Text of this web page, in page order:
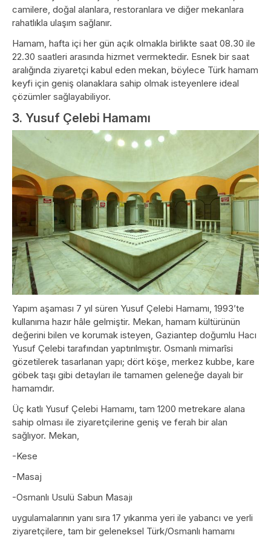
camilere, doğal alanlara, restoranlara ve diğer mekanlara
rahatlıkla ulaşım sağlanır.
Hamam, hafta içi her gün açık olmakla birlikte saat 08.30 ile
22.30 saatleri arasında hizmet vermektedir. Esnek bir saat
aralığında ziyaretçi kabul eden mekan, böylece Türk hamam
keyfi için geniş olanaklara sahip olmak isteyenlere ideal
çözümler sağlayabiliyor.
3. Yusuf Çelebi Hamamı
Yapım aşaması 7 yıl süren Yusuf Çelebi Hamamı, 1993’te
kullanıma hazır hâle gelmiştir. Mekan, hamam kültürünün
değerini bilen ve korumak isteyen, Gaziantep doğumlu Hacı
Yusuf Çelebi tarafından yaptırılmıştır. Osmanlı mimarîsi
gözetilerek tasarlanan yapı; dört köşe, merkez kubbe, kare
göbek taşı gibi detayları ile tamamen geleneğe dayalı bir
hamamdır.
Üç katlı Yusuf Çelebi Hamamı, tam 1200 metrekare alana
sahip olması ile ziyaretçilerine geniş ve ferah bir alan
sağlıyor. Mekan,
-Kese
-Masaj
-Osmanlı Usulü Sabun Masajı
uygulamalarının yanı sıra 17 yıkanma yeri ile yabancı ve yerli
ziyaretçilere, tam bir geleneksel Türk/Osmanlı hamamı